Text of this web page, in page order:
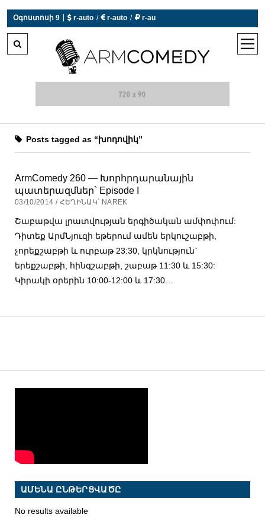
Օգոստոսի 9  r-auto /  r-auto /  r-au
open
Posts tagged as “խոդովիկ”
ArmComedy 260 — Խորհրդարանային
պատերազմներ` Episode I
03/10/2014 / ՀԵՂԻՆԱԿ՝ NAREK
Շաբաթվա լրատվության երգիծական ամփոփում:
Դիտեք ԱրմՆյուզի եթերում ամեն երկուշաբթի,
չորեքշաբթի և ուրբաթ 23:30, կրկնություն`
երեքշաբթի, հինգշաբթի, շաբաթ 11:30 և 15:30:
Կիրակի օրերին 10:00-12:00 և 17:30…
ԱՄԵՆԱ ԸՆԹԵՐՑՎԱԾԸ
No results available